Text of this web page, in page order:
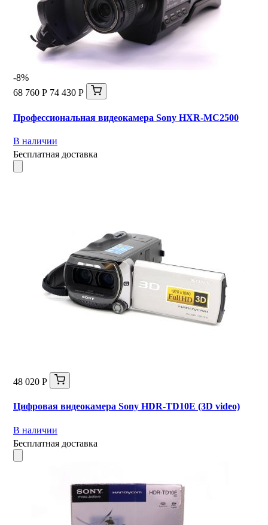
-8%
68 760 Р 74 430 Р
Профессиональная видеокамера Sony HXR-MC2500
В наличии
Бесплатная доставка
48 020 Р
Цифровая видеокамера Sony HDR-TD10E (3D video)
В наличии
Бесплатная доставка